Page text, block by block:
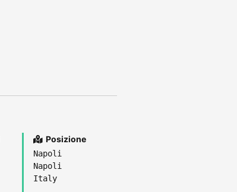
Posizione
Napoli
Napoli
Italy